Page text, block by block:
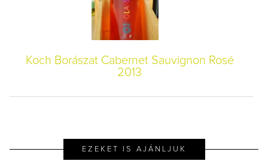
Koch Borászat Cabernet Sauvignon Rosé
2013
EZEKET IS AJÁNLJUK